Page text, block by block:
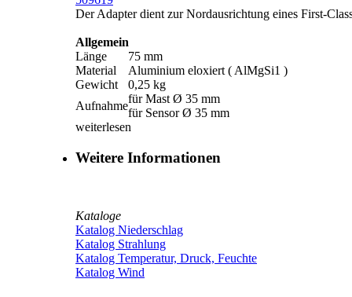
Der Adapter dient zur Nordausrichtung eines First-
Allgemein
Länge
75 mm
Material
Aluminium eloxiert ( AlMgSi1 )
Gewicht
0,25 kg
Aufnahme
für Mast Ø 35 mm
für Sensor Ø 35 mm
weiterlesen
Weitere Informationen
Kataloge
Katalog Niederschlag
Katalog Strahlung
Katalog Temperatur, Druck, Feuchte
Katalog Wind